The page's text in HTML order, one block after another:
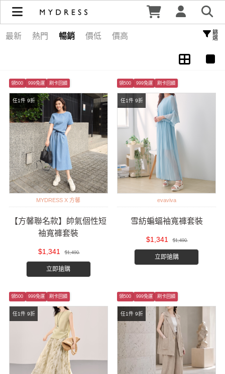
時尚套裝推薦｜上班、約會、休閒風格一次擁有 -MYDRESS |
MYDRESS 時裳韓風
最新
熱門 暢銷 價低 價高 篩選
任1件 9折
領500 999免運 刷卡回饋
MYDRESS X 方馨
【方馨聯名款】帥氣個性短
袖寬褲套裝
$1,341 $1,490
立即搶購
任1件 9折
領500 999免運 刷卡回饋
evaviva
雪紡蝙蝠袖寬褲套裝
$1,341 $1,490
立即搶購
任1件 9折
領500 999免運 刷卡回饋
任1件 9折
領500 999免運 刷卡回饋